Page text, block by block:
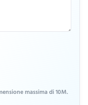
massima di 10M.